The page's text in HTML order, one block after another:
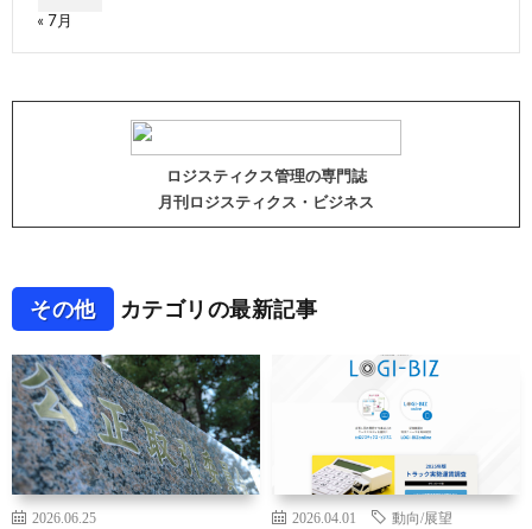
« 7月
ロジスティクス管理の専門誌
月刊ロジスティクス・ビジネス
その他 カテゴリの最新記事
2026.06.25
2026.04.01 動向/展望